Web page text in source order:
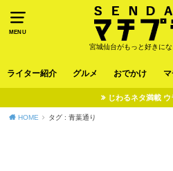
MENU
宮城仙台がもっと好きに
ライター紹介 グルメ おでかけ
じわるネタ満載
HOME タグ : 青葉通り